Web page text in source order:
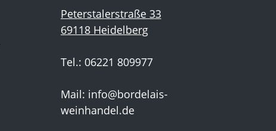
Peterstalerstraße 33
69118 Heidelberg
Tel.: 06221 809977
Mail: info@bordelais-
weinhandel.de